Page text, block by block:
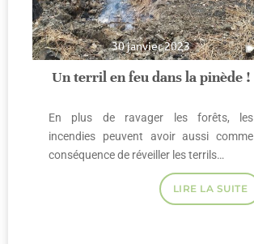
30 janvier 2023
Un terril en feu dans la pinède !
En plus de ravager les forêts, les
incendies peuvent avoir aussi comme
conséquence de réveiller les terrils…
LIRE LA SUITE